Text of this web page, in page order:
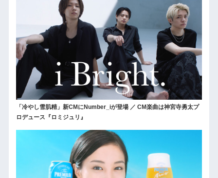
「冷やし雪肌精」新CMにNumber_iが登場 ／ CM楽曲は神宮寺勇太プ
ロデュース『ロミジュリ』